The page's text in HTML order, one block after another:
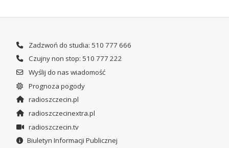
Zadzwoń do studia: 510 777 666
Czujny non stop: 510 777 222
Wyślij do nas wiadomość
Prognoza pogody
radioszczecin.pl
radioszczecinextra.pl
radioszczecin.tv
Biuletyn Informacji Publicznej